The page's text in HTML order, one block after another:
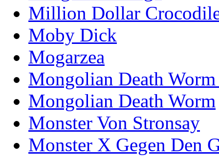
Million Dollar
Moby Dick
Mogarzea
Mongolian Death
Mongolian Death Worm
Monster Von Stronsay
Monster X Gegen Den